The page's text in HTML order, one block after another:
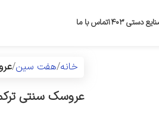
دستی ۱۴۰۳ تماس با ما
خانه هفت سین
عروسک سنتی